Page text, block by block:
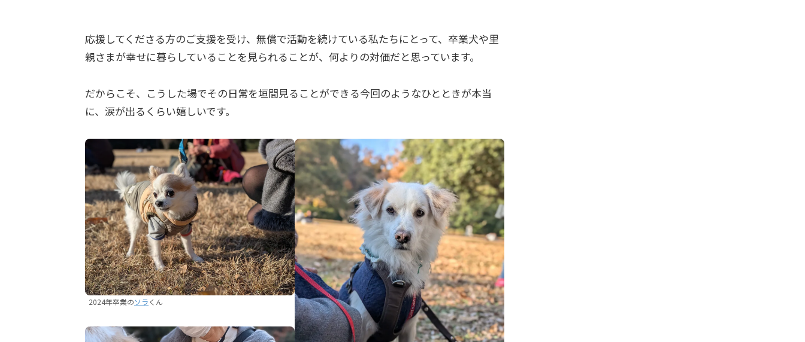
応援してくださる方のご支援を受け、無償で活動を続けている私たちにとって、卒業犬や里
親さまが幸せに暮らしていることを見られることが、何よりの対価だと思っています。
だからこそ、こうした場でその日常を垣間見ることができる今回のようなひとときが本当
に、涙が出るくらい嬉しいです。
2024年卒業のソラくん